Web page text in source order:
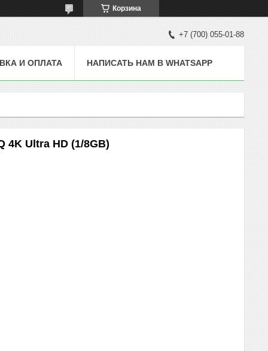
Корзина
+7 (700) 055-01-88
И ОПЛАТА НАПИСАТЬ НАМ В WHATSAPP
4K Ultra HD (1/8GB)